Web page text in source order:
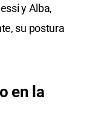
y Alba,
su postura
en la